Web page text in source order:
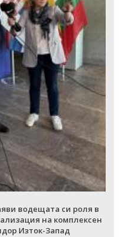
водещата си роля в
на комплексен
Изток-Запад